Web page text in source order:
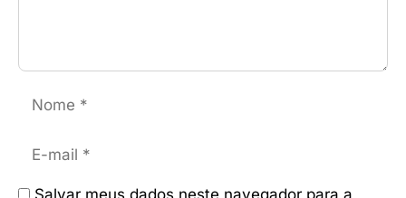
mail
Salvar meus dados neste navegador para a